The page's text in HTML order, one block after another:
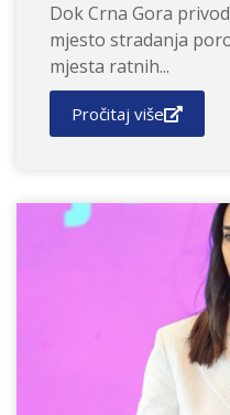
Dok Crna Gora
mjesto stradanja
mjesta ratnih...
Pročitaj više